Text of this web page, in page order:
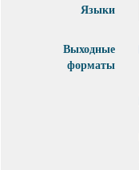
Языки
Выходные
форматы